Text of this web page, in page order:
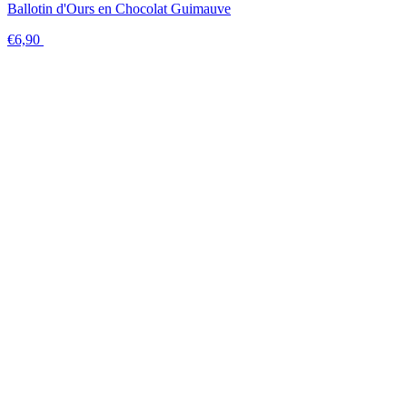
Ballotin d'Ours en Chocolat Guimauve
€6,90